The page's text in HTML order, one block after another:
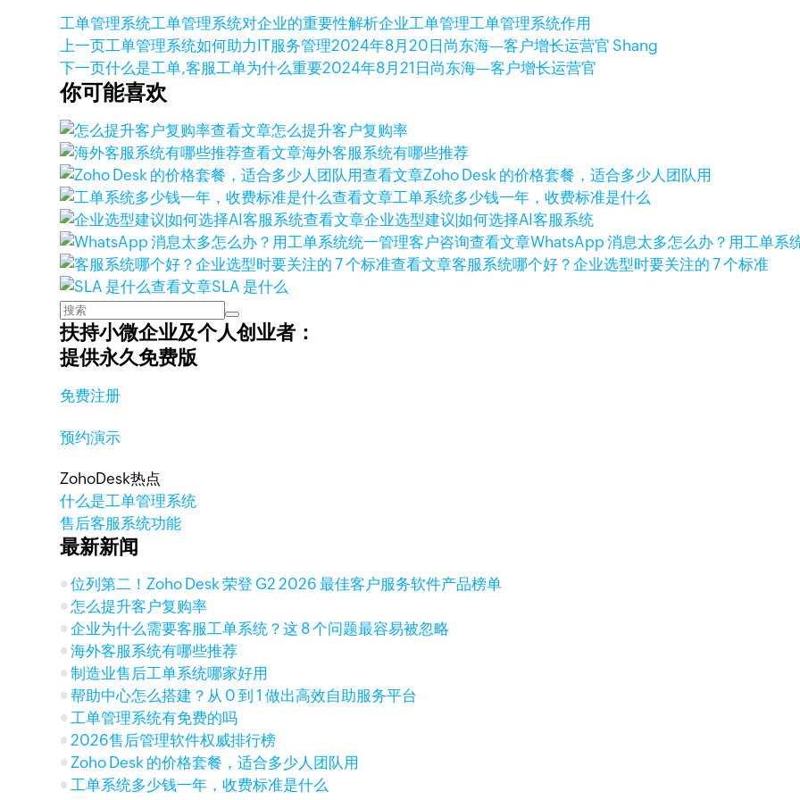
工单管理系统工单管理系统对企业的重要性解析企业工单管理工单管理系统作用
上一页工单管理系统如何助力IT服务管理2024年8月20日 尚东海—客户增长运营官 Shang
下一页什么是工单,客服工单为什么重要2024年8月21日 尚东海—客户增长运营官
你可能喜欢
查看文章怎么提升客户复购率
查看文章海外客服系统有哪些推荐
查看文章Zoho Desk 的价格套餐，适合多少人团队用
查看文章工单系统多少钱一年，收费标准是什么
查看文章企业选型建议|如何选择AI客服系统
查看文章WhatsApp 消息太多怎么办？用工单系
查看文章客服系统哪个好？企业选型时要关注的 7 个标准
查看文章SLA 是什么
扶持小微企业及个人创业者：
提供永久免费版
免费注册
预约演示
ZohoDesk热点
什么是工单管理系统
售后客服系统功能
最新新闻
位列第二！Zoho Desk 荣登 G2 2026 最佳客户服务软件产品榜单
怎么提升客户复购率
企业为什么需要客服工单系统？这 8 个问题最容易被忽略
海外客服系统有哪些推荐
制造业售后工单系统哪家好用
帮助中心怎么搭建？从 0 到 1 做出高效自助服务平台
工单管理系统有免费的吗
2026售后管理软件权威排行榜
Zoho Desk 的价格套餐，适合多少人团队用
工单系统多少钱一年，收费标准是什么